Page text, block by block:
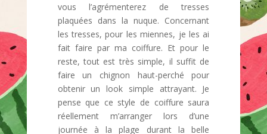
vous l’agrémenterez de tresses
plaquées dans la nuque. Concernant
les tresses, pour les miennes, je les ai
fait faire par ma coiffure. Et pour le
reste, tout est très simple, il suffit de
faire un chignon haut-perché pour
obtenir un look simple attrayant. Je
pense que ce style de coiffure saura
réellement m’arranger lors d’une
journée à la plage durant la belle